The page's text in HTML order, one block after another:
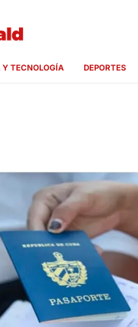
TECNOLOGÍA DEPORTES